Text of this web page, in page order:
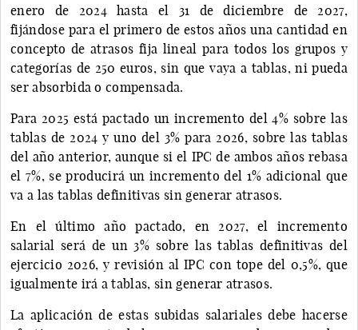
enero de 2024 hasta el 31 de diciembre de 2027,
fijándose para el primero de estos años una cantidad en
concepto de atrasos fija lineal para todos los grupos y
categorías de 250 euros, sin que vaya a tablas, ni pueda
ser absorbida o compensada.
Para 2025 está pactado un incremento del 4% sobre las
tablas de 2024 y uno del 3% para 2026, sobre las tablas
del año anterior, aunque si el IPC de ambos años rebasa
el 7%, se producirá un incremento del 1% adicional que
va a las tablas definitivas sin generar atrasos.
En el último año pactado, en 2027, el incremento
salarial será de un 3% sobre las tablas definitivas del
ejercicio 2026, y revisión al IPC con tope del 0,5%, que
igualmente irá a tablas, sin generar atrasos.
La aplicación de estas subidas salariales debe hacerse